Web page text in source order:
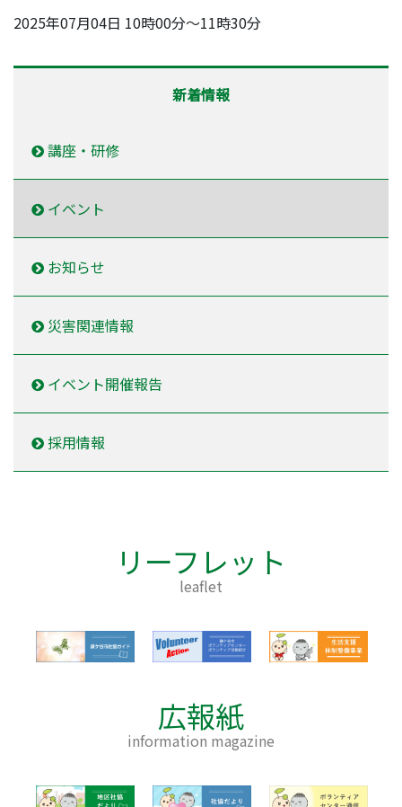
2025年07月04日 10時00分～11時30分
新着情報
講座・研修
イベント
お知らせ
災害関連情報
イベント開催報告
採用情報
リーフレット
leaflet
広報紙
information magazine